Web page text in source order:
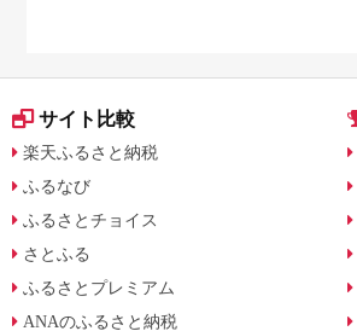
サイト比較
楽天ふるさと納税
ふるなび
ふるさとチョイス
さとふる
ふるさとプレミアム
ANAのふるさと納税